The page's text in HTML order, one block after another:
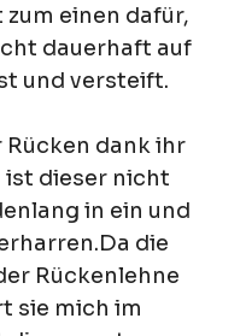
einen dafür,
dauerhaft auf
und versteift.
dank ihr
ist dieser nicht
in ein und
die
Rückenlehne
sie mich im